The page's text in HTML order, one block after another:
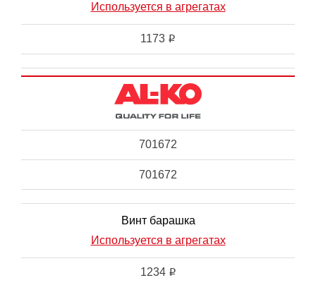
Используется в агрегатах
1173 i
701672
701672
Винт барашка
Используется в агрегатах
1234 i